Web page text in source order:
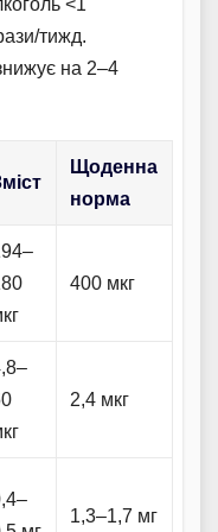
<1
тижд.
на 2–4
Щоденна
норма
400 мкг
2,4 мкг
1,3–1,7 мг